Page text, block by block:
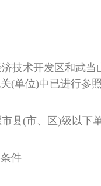
技术开发区和武
(单位)中已进行参
县(市、区)级以下
件